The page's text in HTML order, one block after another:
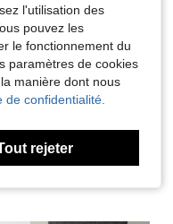
4,60€
l'utilisation des
pouvez les
le fonctionnement du
paramètres de cookies
manière dont nous
confidentialité.
rejeter